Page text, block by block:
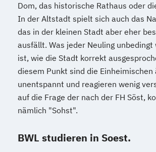
Dom, das historische Rathaus oder
In der Altstadt spielt sich auch das
das in der kleinen Stadt aber eher
ausfällt. Was jeder Neuling unbedingt
ist, wie die Stadt korrekt
diesem Punkt sind die Einheimischen
unentspannt und reagieren wenig
auf die Frage der nach der FH Söst,
nämlich "Sohst".
BWL studieren in Soest.